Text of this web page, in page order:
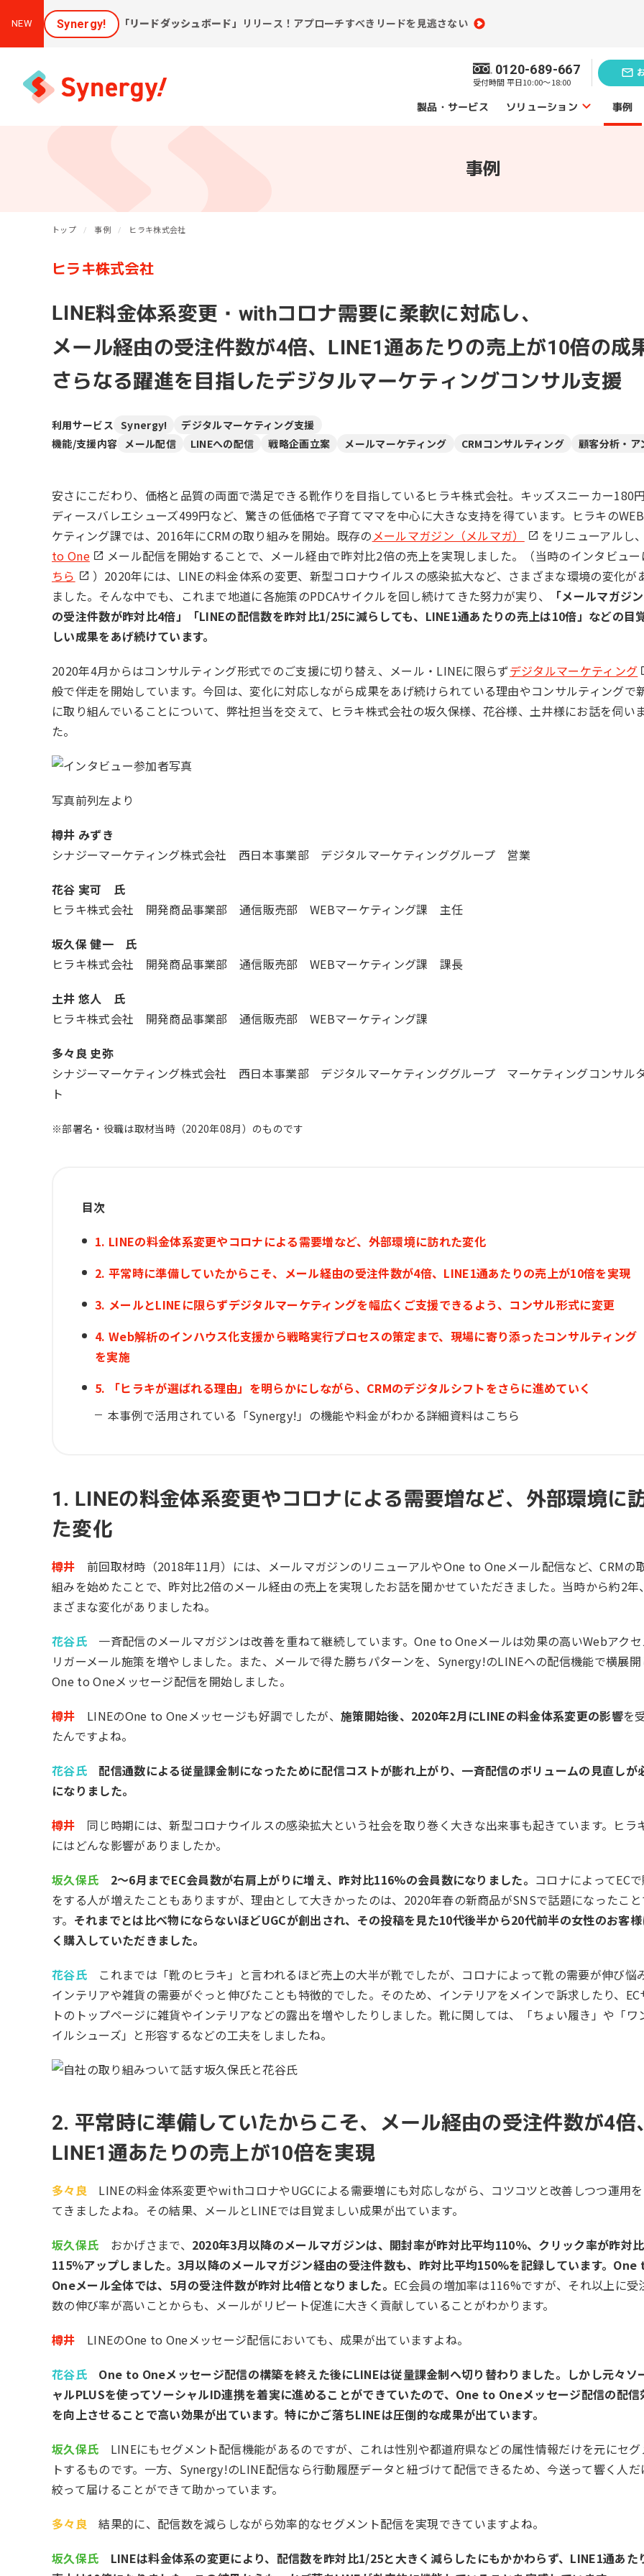
NEW Synergy! 「リードダッシュボード」 リリース！アプローチすべきリードを見逃さない
0120-689-667
受付時間 平日10:00～18:00
製品・サービス ソリューション
リピーターを増やしたい
[顧客育成ソリューション]
[優良顧客維持ソリューション]
[休眠顧客掘り起こしソリューション]
集客効果分析
アンケート分析
インタビュー分析
事例
事例
トップ 事例 ヒラキ株式会社
ヒラキ株式会社
LINE料金体系変更・withコロナ需要に柔軟に対応し、
メール経由の受注件数が4倍、LINE1通あたりの売上が10倍の
さらなる躍進を目指したデジタルマーケティングコンサル支援
利用サービス Synergy!
デジタルマーケティング支援
機能/支援内容 メール配信 LINEへの配信 戦略企画立案 メールマーケティング CRMコンサルティング 顧客分析・ア
安さにこだわり、価格と品質の両面で満足できる靴作りを目指しているヒラキ株式会社。キッズスニーカー180
ディースバレエシューズ499円など、驚きの低価格で子育てママを中心に大きな支持を得ています。ヒラキの
ケティング課では、2016年にCRMの取り組みを開始。既存のメールマガジン（メルマガ）
をリニューアルし
to One
メール配信を開始することで、メール経由で昨対比2倍の売上を実現しました。（当時のインタビュー
ちら
）2020年には、LINEの料金体系の変更、新型コロナウイルスの感染拡大など、さまざまな環境の変化が
ました。そんな中でも、これまで地道に各施策のPDCAサイクルを回し続けてきた努力が実り、
「メールマガジ
の受注件数が昨対比4倍」「LINEの配信数を昨対比1/25に減らしても、LINE1通あたりの売上は10倍」などの目
しい成果をあげ続けています。
2020年4月からはコンサルティング形式でのご支援に切り替え、メール・LINEに限らずデジタルマーケティング
般で伴走を開始しています。今回は、変化に対応しながら成果をあげ続けられている理由やコンサルティングで
に取り組んでいることについて、弊社担当を交えて、ヒラキ株式会社の坂久保様、花谷様、土井様にお話を伺い
た。
写真前列左より
樽井 みずき
シナジーマーケティング株式会社 西日本事業部 デジタルマーケティンググループ 営業
花谷 実可 氏
ヒラキ株式会社 開発商品事業部 通信販売部 WEBマーケティング課 主任
坂久保 健一 氏
ヒラキ株式会社 開発商品事業部 通信販売部 WEBマーケティング課 課長
土井 悠人 氏
ヒラキ株式会社 開発商品事業部 通信販売部 WEBマーケティング課
多々良 史弥
シナジーマーケティング株式会社 西日本事業部 デジタルマーケティンググループ マーケティングコンサル
ト
※部署名・役職は取材当時（2020年08月）のものです
目次
1. LINEの料金体系変更やコロナによる需要増など、外部環境に訪れた変化
2. 平常時に準備していたからこそ、メール経由の受注件数が4倍、LINE1通あたりの売上が10倍を実現
3. メールとLINEに限らずデジタルマーケティングを幅広くご支援できるよう、コンサル形式に変更
4. Web解析のインハウス化支援から戦略実行プロセスの策定まで、現場に寄り添ったコンサルティング
を実施
5. 「ヒラキが選ばれる理由」を明らかにしながら、CRMのデジタルシフトをさらに進めていく
本事例で活用されている「Synergy!」の機能や料金がわかる詳細資料はこちら
1. LINEの料金体系変更やコロナによる需要増など、外部環境に
た変化
樽井 前回取材時（2018年11月）には、メールマガジンのリニューアルやOne to Oneメール配信など、CRMの
組みを始めたことで、昨対比2倍のメール経由の売上を実現したお話を聞かせていただきました。当時から約2年
まざまな変化がありましたね。
花谷氏一斉配信のメールマガジンは改善を重ねて継続しています。One to Oneメールは効果の高いWebアク
リガーメール施策を増やしました。また、メールで得た勝ちパターンを、Synergy!のLINEへの配信機能で横展
One to Oneメッセージ配信を開始しました。
樽井 LINEのOne to Oneメッセージも好調でしたが、 施策開始後、2020年2月にLINEの料金体系変更の影響を
たんですよね。
花谷氏配信通数による従量課金制になったために配信コストが膨れ上がり、一斉配信のボリュームの見直しが
になりました。
樽井 同じ時期には、新型コロナウイルスの感染拡大という社会を取り巻く大きな出来事も起きています。ヒラ
にはどんな影響がありましたか。
坂久保氏
2〜6月までEC会員数が右肩上がりに増え、昨対比116%の会員数になりました。 コロナによってEC
をする人が増えたこともありますが、理由として大きかったのは、2020年春の新商品がSNSで話題になったこ
す。 それまでとは比べ物にならないほどUGCが創出され、その投稿を見た10代後半から20代前半の女性のお客
く購入していただきました。
花谷氏これまでは「靴のヒラキ」と言われるほど売上の大半が靴でしたが、コロナによって靴の需要が伸び悩
インテリアや雑貨の需要がぐっと伸びたことも特徴的でした。そのため、インテリアをメインで訴求したり、EC
トのトップページに雑貨やインテリアなどの露出を増やしたりしました。靴に関しては、「ちょい履き」や「ワ
イルシューズ」と形容するなどの工夫をしましたね。
2. 平常時に準備していたからこそ、メール経由の受注件数が4倍
LINE1通あたりの売上が10倍を実現
多々良LINEの料金体系変更やwithコロナやUGCによる需要増にも対応しながら、コツコツと改善しつつ運用
てきましたよね。その結果、メールとLINEでは目覚ましい成果が出ています。
坂久保氏 おかげさまで、 2020年3月以降のメールマガジンは、開封率が昨対比平均110％、クリック率が昨対
115％アップしました。3月以降のメールマガジン経由の受注件数も、昨対比平均150%を記録しています。One
Oneメール全体では、5月の受注件数が昨対比4倍となりました。 EC会員の増加率は116%ですが、それ以上に受
数の伸び率が高いことからも、メールがリピート促進に大きく貢献していることがわかります。
樽井 LINEのOne to Oneメッセージ配信においても、成果が出ていますよね。
花谷氏
One to Oneメッセージ配信の構築を終えた後にLINEは従量課金制へ切り替わりました。しかし元々ソ
ャルPLUSを使ってソーシャルID連携を着実に進めることができていたので、One to Oneメッセージ配信の配信
を向上させることで高い効果が出ています。特にかご落ちLINEは圧倒的な成果が出ています。
坂久保氏 LINEにもセグメント配信機能があるのですが、これは性別や都道府県などの属性情報だけを元にセ
トするものです。一方、Synergy!のLINE配信なら行動履歴データと紐づけて配信できるため、今送って響く人だ
絞って届けることができて助かっています。
多々良結果的に、配信数を減らしながら効率的なセグメント配信を実現できていますよね。
坂久保氏
LINEは料金体系の変更により、配信数を昨対比1/25と大きく減らしたにもかかわらず、LINE1通あた